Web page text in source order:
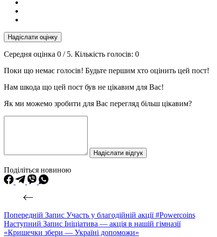
Надіслати оцінку
Середня оцінка 0 / 5. Кількість голосів: 0
Поки що немає голосів! Будьте першим хто оцінить цей пост!
Нам шкода що цей пост був не цікавим для Вас!
Як ми можемо зробити для Вас перегляд більш цікавим?
Надіслати відгук
Поділіться новиною
Попередній Запис Участь у благодійній акції #Powercoins
Наступний Запис Ініціатива — акція в нашій гімназії
«Кришечки збери — Україні допоможи»